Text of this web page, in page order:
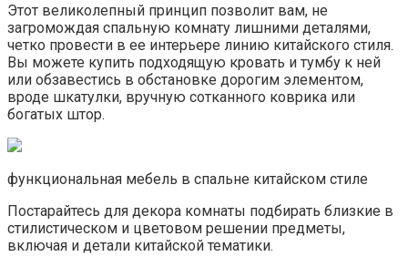
Этот великолепный принцип позволит вам, не
загромождая спальную комнату лишними деталями,
четко провести в ее интерьере линию китайского стиля.
Вы можете купить подходящую кровать и тумбу к ней
или обзавестись в обстановке дорогим элементом,
вроде шкатулки, вручную сотканного коврика или
богатых штор.
функциональная мебель в спальне китайском стиле
Постарайтесь для декора комнаты подбирать близкие в
стилистическом и цветовом решении предметы,
включая и детали китайской тематики.